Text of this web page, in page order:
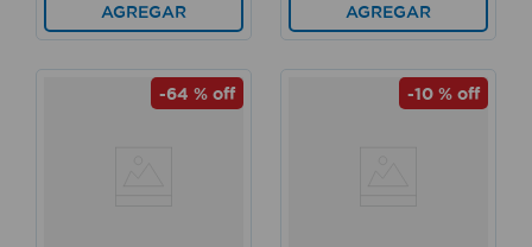
AGREGAR AGREGAR
-64 % off -10 % off